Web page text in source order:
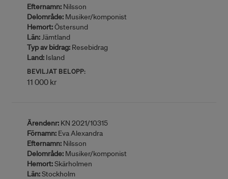
Efternamn: Nilsson
Delområde: Musiker/komponist
Hemort:Östersund
Län:Jämtland
Typ av bidrag: Resebidrag
Land: Island
BEVILJAT BELOPP:
11 000 kr
Ärendenr: KN 2021/10315
Förnamn: Eva Alexandra
Efternamn: Nilsson
Delområde: Musiker/komponist
Hemort:Skärholmen
Län:Stockholm